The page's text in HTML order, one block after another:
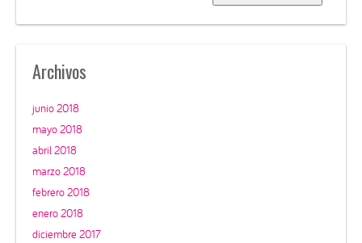
Archivos
junio 2018
mayo 2018
abril 2018
marzo 2018
febrero 2018
enero 2018
diciembre 2017